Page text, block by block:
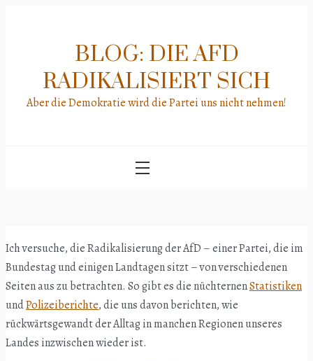
BLOG: DIE AFD
RADIKALISIERT SICH
Aber die Demokratie wird die Partei uns nicht nehmen!
Ich versuche, die Radikalisierung der AfD – einer Partei, die im
Bundestag und einigen Landtagen sitzt – von verschiedenen
Seiten aus zu betrachten. So gibt es die nüchternenStatistiken
undPolizeiberichte, die uns davon berichten, wie
rückwärtsgewandt der Alltag in manchen Regionen unseres
Landes inzwischen wieder ist.